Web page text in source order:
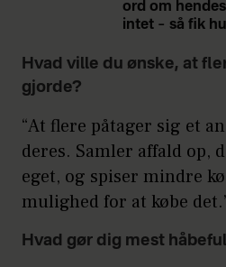
ord om
intet – så fik
Hvad ville du ønske, at
gjorde?
“At flere påtager sig et
deres. Samler affald op,
eget, og spiser mindre
mulighed for at købe
Hvad gør dig mest